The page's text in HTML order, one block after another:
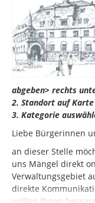
abgeben> rechts
2. Standort auf
3. Kategorie
Liebe Bürgerinnen
an dieser Stelle
uns Mängel direkt
Verwaltungsgebiet
direkte